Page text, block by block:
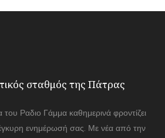
σταθμός της Πάτρας
Ραδιο Γάμμα καθημερινά φροντίζει
έγκυρη ενημέρωσή σας. Με νέα από την